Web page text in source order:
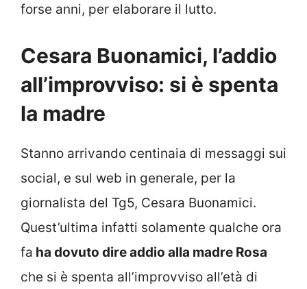
forse anni, per elaborare il lutto.
Cesara Buonamici, l’addio
all’improvviso: si è spenta
la madre
Stanno arrivando centinaia di messaggi sui
social, e sul web in generale, per la
giornalista del Tg5, Cesara Buonamici.
Quest’ultima infatti solamente qualche ora
fa ha dovuto dire addio alla madre Rosa
che si è spenta all’improvviso all’età di